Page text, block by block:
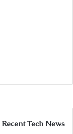
Recent Tech News